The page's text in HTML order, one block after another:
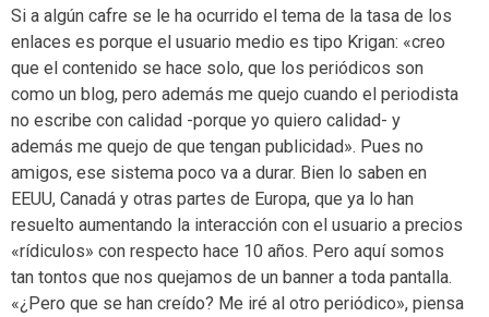
Si a algún cafre se le ha ocurrido el tema de la tasa de los
enlaces es porque el usuario medio es tipo Krigan: «creo
que el contenido se hace solo, que los periódicos son
como un blog, pero además me quejo cuando el periodista
no escribe con calidad -porque yo quiero calidad- y
además me quejo de que tengan publicidad». Pues no
amigos, ese sistema poco va a durar. Bien lo saben en
EEUU, Canadá y otras partes de Europa, que ya lo han
resuelto aumentando la interacción con el usuario a precios
«rídiculos» con respecto hace 10 años. Pero aquí somos
tan tontos que nos quejamos de un banner a toda pantalla.
«¿Pero que se han creído? Me iré al otro periódico», piensa